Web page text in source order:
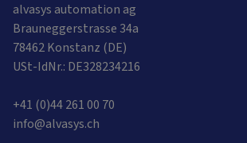
alvasys automation ag
Brauneggerstrasse 34a
78462 Konstanz (DE)
USt-IdNr.: DE328234216
+41 (0)44 261 00 70
info@alvasys.ch